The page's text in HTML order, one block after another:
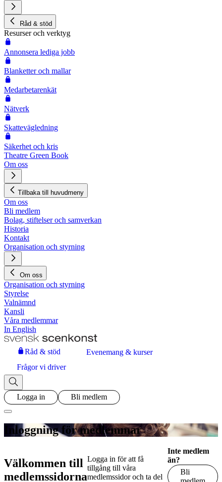
Råd & stöd
Resurser och verktyg
Annonsera lediga jobb
Blanketter och mallar
Medarbetarenkät
Nätverk
Skattevägledning
Säkerhet och kris
Theatre Green Book
Om oss
Tillbaka till huvudmeny
Om oss
Bli medlem
Bolag, stiftelser och samverkan
Historia
Kontakt
Organisation och styrning
Om oss
Organisation och styrning
Styrelse
Valnämnd
Kansli
Våra medlemmar
In English
Råd & stöd
Evenemang & kurser
Frågor vi driver
Logga in Bli medlem
Inloggning för medlemmar
Välkommen till
medlemssidorna
Logga in för att få
tillgång till våra
medlemssidor och ta del
Inte medlem
än?
Bli